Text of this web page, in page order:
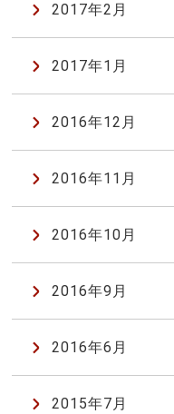
2017年2月
2017年1月
2016年12月
2016年11月
2016年10月
2016年9月
2016年6月
2015年7月